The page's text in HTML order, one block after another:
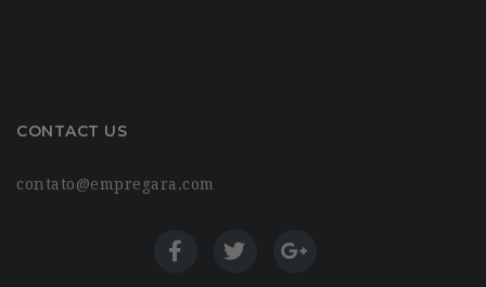
CONTACT US
contato@empregara.com